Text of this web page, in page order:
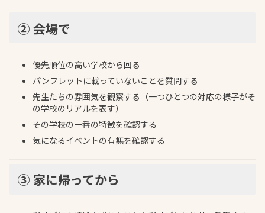
② 会場で
優先順位の高い学校から回る
パンフレットに載っていないことを質問する
先生たちの雰囲気を観察する（一つひとつの対応の様子がそ
の学校のリアルを表す）
その学校の一番の特徴を確認する
気になるイベントの有無を確認する
③ 家に帰ってから